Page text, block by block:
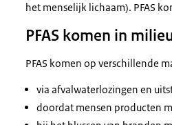
het menselijk lichaam). PFAS
PFAS komen in
PFAS komen op verschillende
via afvalwaterlozingen en
doordat mensen producten